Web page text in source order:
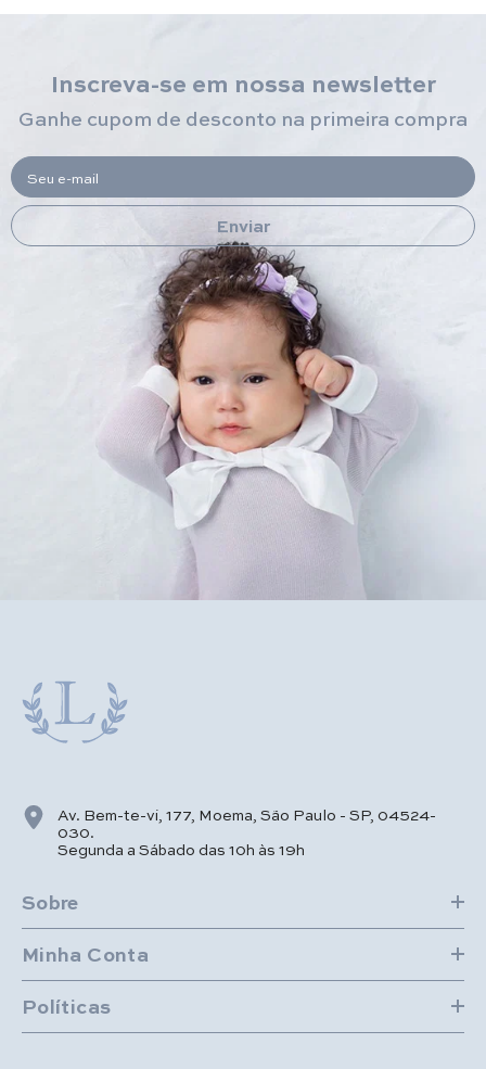
Inscreva-se em nossa newsletter
Ganhe cupom de desconto na primeira compra
Seu e-mail
Enviar
Av. Bem-te-vi, 177, Moema, São Paulo - SP, 04524-
030.
Segunda a Sábado das 10h às 19h
Sobre
Minha Conta
Políticas